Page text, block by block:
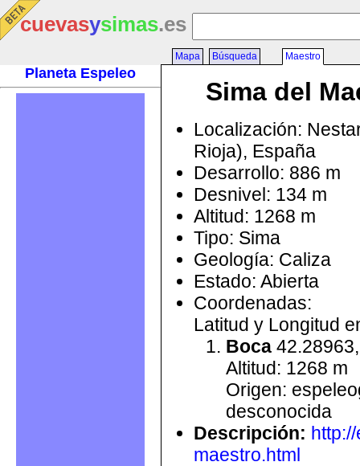
cuevasysimas.es
Planeta Espeleo
Mapa Búsqueda Maestro
Sima del
Localización:
Rioja), España
Desarrollo: 886 m
Desnivel: 134 m
Altitud: 1268 m
Tipo: Sima
Geología: Caliza
Estado: Abierta
Coordenadas:
Latitud y Longitud
Boca
Altitud: 1268 m
Origen:
desconocida
Descripción:
maestro.html